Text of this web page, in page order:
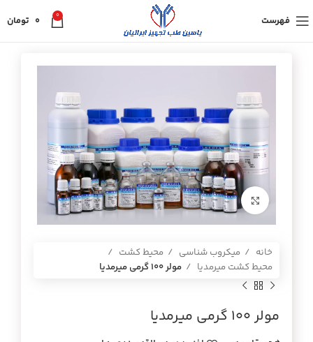
فهرست 0
0 تومان
برای بزرگنمایی کلیک کنید
خانه میکروب شناسی
محیط کشت
محیط کشت میرمدیا
مولر 100 گرمي ميرمديا
مولر 100 گرمي ميرمديا